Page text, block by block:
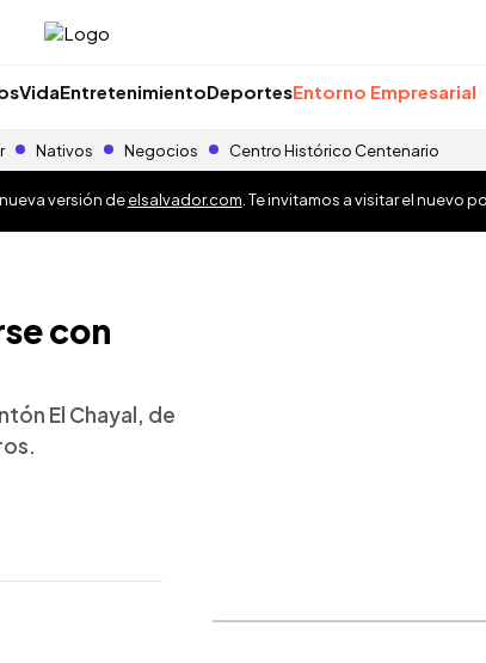
VidaEntretenimientoDeportesEntorno Empresarial
Nativos Negocios Centro Histórico Centenario
versión deelsalvador.com . Te invitamos a visitar el nuevo
con
El Chayal, de